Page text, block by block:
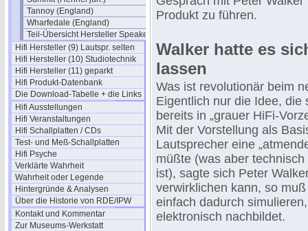
Tannoy (England)
Wharfedale (England)
Teil-Übersicht Hersteller Speaker
Hifi Hersteller (9) Lautspr. selten
Hifi Hersteller (10) Studiotechnik
Hifi Hersteller (11) geparkt
Hifi Produkt-Datenbank
Die Download-Tabelle + die Links
Hifi Ausstellungen
Hifi Veranstaltungen
Hifi Schallplatten / CDs
Test- und Meß-Schallplatten
Hifi Psyche
Verklärte Wahrheit
Wahrheit oder Legende
Hintergründe & Analysen
Über die Historie von RDE/IPW
Kontakt und Kommentar
Zur Museums-Werkstatt
Produkt zu führen.
Walker hatte es
lassen
Was ist revolutionär beim
Eigentlich nur die Idee, die
bereits in „grauer HiFi-
Mit der Vorstellung als
Lautsprecher eine
müßte (was aber
ist), sagte sich Peter
verwirklichen kann, so
einfach dadurch
elektronisch nachbildet.